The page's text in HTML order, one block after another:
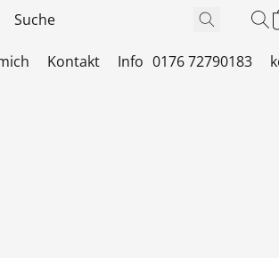
Kontakt Info 0176 72790183